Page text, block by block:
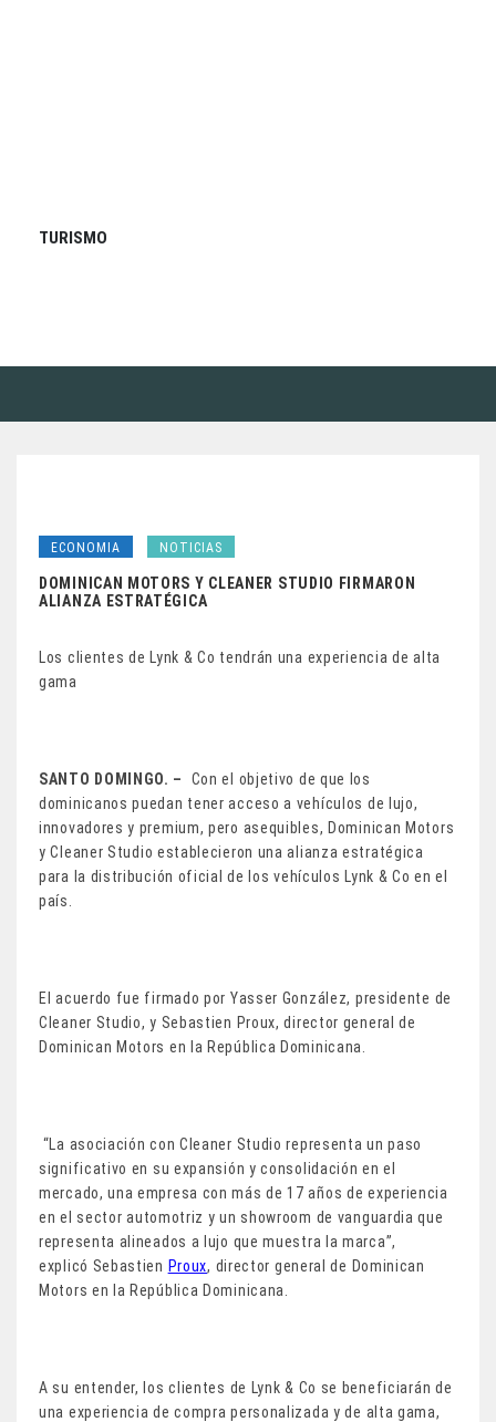
TURISMO
ECONOMIA NOTICIAS
DOMINICAN MOTORS Y CLEANER STUDIO FIRMARON
ALIANZA ESTRATÉGICA
Los clientes de Lynk & Co tendrán una experiencia de alta
gama
SANTO DOMINGO. –
Con el objetivo de que los
dominicanos puedan tener acceso a vehículos de lujo,
innovadores y premium, pero asequibles, Dominican Motors
y Cleaner Studio establecieron una alianza estratégica
para la distribución oficial de los vehículos Lynk & Co en el
país.
El acuerdo fue firmado por Yasser González, presidente de
Cleaner Studio, y Sebastien Proux, director general de
Dominican Motors en la República Dominicana.
“La asociación con Cleaner Studio representa un paso
significativo en su expansión y consolidación en el
mercado, una empresa con más de 17 años de experiencia
en el sector automotriz y un showroom de vanguardia que
representa alineados a lujo que muestra la marca”,
explicó Sebastien Proux, director general de Dominican
Motors en la República Dominicana.
A su entender, los clientes de Lynk & Co se beneficiarán de
una experiencia de compra personalizada y de alta gama,